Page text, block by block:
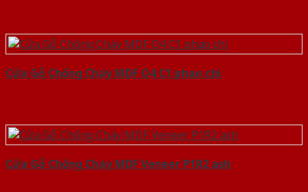
Cửa Gỗ Chống Cháy MDF O4 C1 phao chi
Cửa Gỗ Chống Cháy MDF Veneer P1R2 ash